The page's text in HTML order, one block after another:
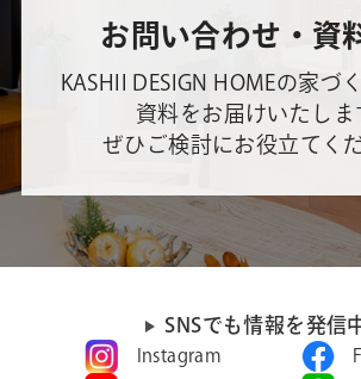
お問い合わせ・資
KASHII DESIGN HOMEの家づ
資料をお届けいたしま
ぜひご検討にお役立てく
SNSでも情報を発信
Instagram